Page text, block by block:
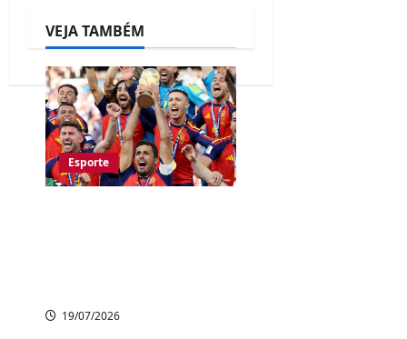
t
i
o
n
VEJA TAMBÉM
Esporte
19/07/2026